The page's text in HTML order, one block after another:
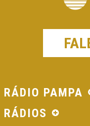
RÁDIO PAMPA
RÁDIOS